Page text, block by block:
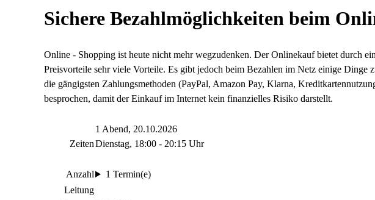
Sichere Bezahlmöglichkeiten beim
Online - Shopping ist heute nicht mehr wegzudenken. Der Onlinekauf bietet durch
Preisvorteile sehr viele Vorteile. Es gibt jedoch beim Bezahlen im Netz einige Dinge
die gängigsten Zahlungsmethoden (PayPal, Amazon Pay, Klarna,
besprochen, damit der Einkauf im Internet kein finanzielles Risiko darstellt.
Zeiten
1 Abend, 20.10.2026
Dienstag, 18:00 - 20:15 Uhr
Anzahl
1 Termin(e)
Leitung